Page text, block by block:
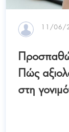
11/06/
Πώς
στη